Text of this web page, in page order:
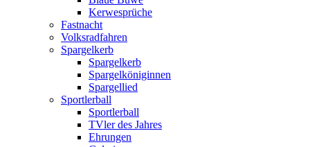
Kerwesprüche
Fastnacht
Volksradfahren
Spargelkerb
Spargelkerb
Spargelköniginnen
Spargellied
Sportlerball
Sportlerball
TVler des Jahres
Ehrungen